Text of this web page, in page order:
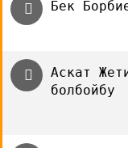
Бек
Аскат
болбойбу